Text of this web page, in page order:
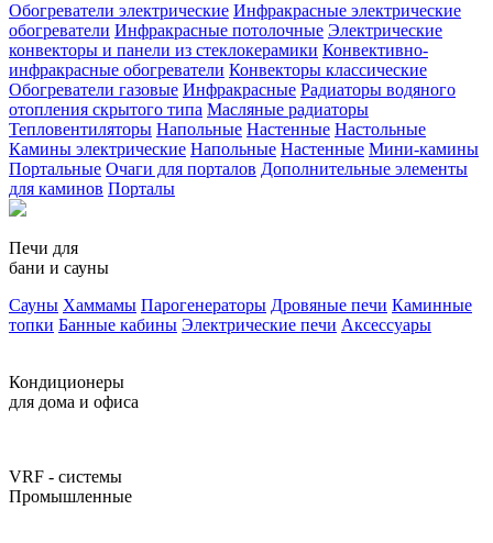
Обогреватели электрические Инфракрасные электрические
обогреватели Инфракрасные потолочные Электрические
конвекторы и панели из стеклокерамики Конвективно-
инфракрасные обогреватели Конвекторы классические
Обогреватели газовые Инфракрасные Радиаторы водяного
отопления скрытого типа Масляные радиаторы
Тепловентиляторы Напольные Настенные Настольные
Камины электрические Напольные Настенные Мини-камины
Портальные Очаги для порталов Дополнительные элементы
для каминов Порталы
Печи для
бани и сауны
Сауны Хаммамы Парогенераторы Дровяные печи Каминные
топки Банные кабины Электрические печи Аксессуары
Кондиционеры
для дома и офиса
VRF - системы
Промышленные